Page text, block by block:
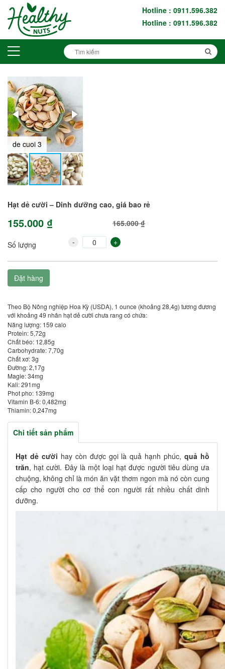
Hotline : 0911.596.382
Hotline : 0911.596.382
de cuoi 3
Hạt dẻ cười – Dinh dưỡng cao, giá bao rẻ
155.000 ₫ 165.000 ₫
Số lượng - +
Đặt hàng
Theo Bộ Nông nghiệp Hoa Kỳ (USDA), 1 ounce (khoảng 28,4g) tương đương
với khoảng 49 nhân hạt dẻ cười chưa rang có chứa:
Năng lượng: 159 calo
Protein: 5,72g
Chất béo: 12,85g
Carbohydrate: 7,70g
Chất xơ: 3g
Đường: 2,17g
Magie: 34mg
Kali: 291mg
Phot pho: 139mg
Vitamin B-6: 0,482mg
Thiamin: 0,247mg
Chi tiết sản phẩm
Hạt dẻ cười hay còn được gọi là quả hạnh phúc,quả hồ
trăn, hạt cười. Đây là một loại hạt được người tiêu dùng ưa
chuộng, không chỉ là món ăn vặt thơm ngon mà nó còn cung
cấp cho người cho cơ thể con người rất nhiều chất dinh
dưỡng.